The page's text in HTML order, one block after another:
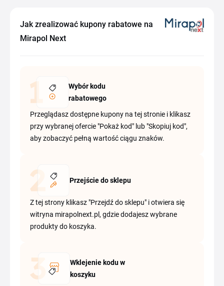
Jak zrealizować kupony rabatowe na
Mirapol Next
Wybór kodu
rabatowego
Przeglądasz dostępne kupony na tej stronie i klikasz
przy wybranej ofercie "Pokaż kod" lub "Skopiuj kod",
aby zobaczyć pełną wartość ciągu znaków.
Przejście do sklepu
Z tej strony klikasz "Przejdź do sklepu" i otwiera się
witryna mirapolnext.pl, gdzie dodajesz wybrane
produkty do koszyka.
Wklejenie kodu w
koszyku